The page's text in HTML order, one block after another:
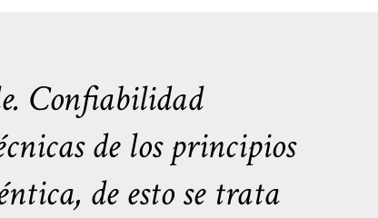
Confiabilidad
de los principios
de esto se trata